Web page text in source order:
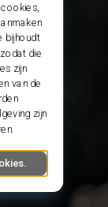
bijhoudt
die
zijn
van de
zijn